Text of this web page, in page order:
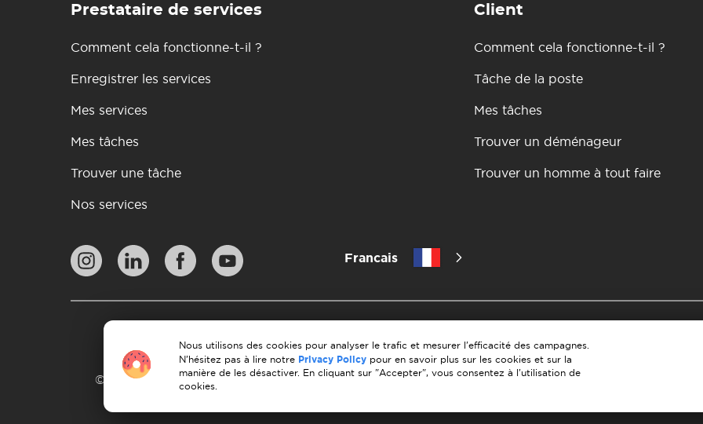
Prestataire de services
Comment cela fonctionne-t-il ?
Enregistrer les services
Mes services
Mes tâches
Trouver une tâche
Nos services
Client
Comment cela fonctionne-t-il ?
Tâche de la poste
Mes tâches
Trouver un déménageur
Trouver un homme à tout faire
Francais
© 2026 Moovick. Nous utilisons des images de stock provenant de diverses sources. Certains
Lignes directrices en matiere de paiement
Conditions générales d'utilisation
Nous utilisons des cookies pour analyser le trafic et mesurer l'efficacité des campagnes.
N'hésitez pas à lire notre Privacy Policy pour en savoir plus sur les cookies et sur la
manière de les désactiver. En cliquant sur "Accepter", vous consentez à l'utilisation de
cookies.